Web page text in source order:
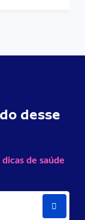
desse
dicas de saúde